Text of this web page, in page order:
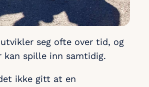
seg ofte over tid, og
kan spille inn samtidig.
ikke gitt at en